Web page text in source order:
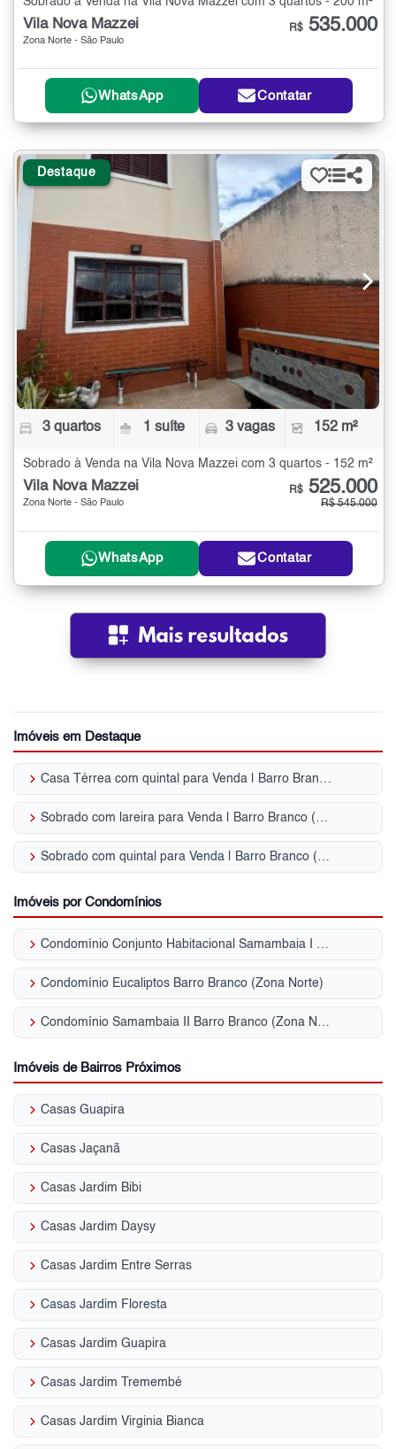
Vila Nova Mazzei
Zona Norte - São Paulo
R$ 535.000
WhatsApp Contatar
Destaque
3 quartos 1 suíte 3 vagas 152 m²
Sobrado à Venda na Vila Nova Mazzei com 3 quartos - 152 m²
Vila Nova Mazzei
Zona Norte - São Paulo
R$ 525.000
R$ 545.000
WhatsApp Contatar
Imóveis em Destaque
keyboard_arrow_right Casa Térrea com quintal para Venda | Barro Branco (Zona Norte)
keyboard_arrow_right Sobrado com lareira para Venda | Barro Branco (Zona Norte)
keyboard_arrow_right Sobrado com quintal para Venda | Barro Branco (Zona Norte)
Imóveis por Condomínios
keyboard_arrow_right Condomínio Conjunto Habitacional Samambaia I Barro Branco (Zona Norte)
keyboard_arrow_right Condomínio Eucaliptos Barro Branco (Zona Norte)
keyboard_arrow_right Condomínio Samambaia II Barro Branco (Zona Norte)
Imóveis de Bairros Próximos
keyboard_arrow_right Casas Guapira
keyboard_arrow_right Casas Jaçanã
keyboard_arrow_right Casas Jardim Bibi
keyboard_arrow_right Casas Jardim Daysy
keyboard_arrow_right Casas Jardim Entre Serras
keyboard_arrow_right Casas Jardim Floresta
keyboard_arrow_right Casas Jardim Guapira
keyboard_arrow_right Casas Jardim Tremembé
keyboard_arrow_right Casas Jardim Virginia Bianca